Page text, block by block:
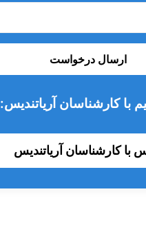
ارسال درخواست
با کارشناسان آریاتندیس:
با کارشناسان آریاتندیس